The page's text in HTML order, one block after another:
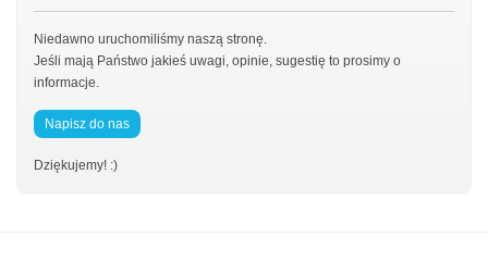
Niedawno uruchomiliśmy naszą stronę.
Jeśli mają Państwo jakieś uwagi, opinie, sugestię to prosimy o
informacje.
Napisz do nas
Dziękujemy! :)